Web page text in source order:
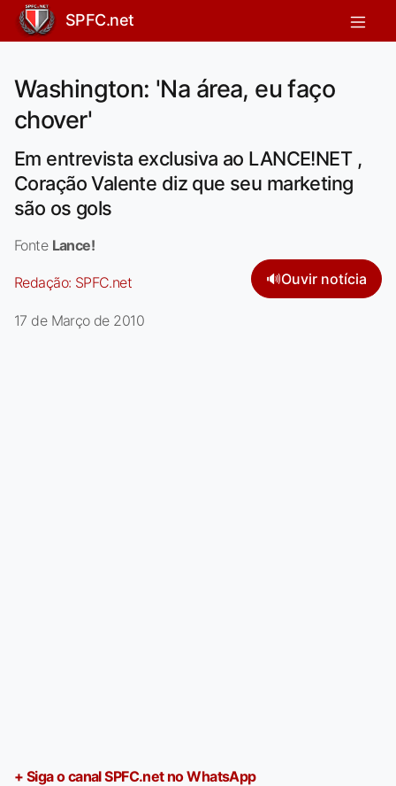
SPFC.net
Washington: 'Na área, eu faço
chover'
Em entrevista exclusiva ao LANCE!NET ,
Coração Valente diz que seu marketing
são os gols
Fonte Lance!
Redação: SPFC.net 🔊Ouvir notícia
17 de Março de 2010
+ Siga o canal SPFC.net no WhatsApp